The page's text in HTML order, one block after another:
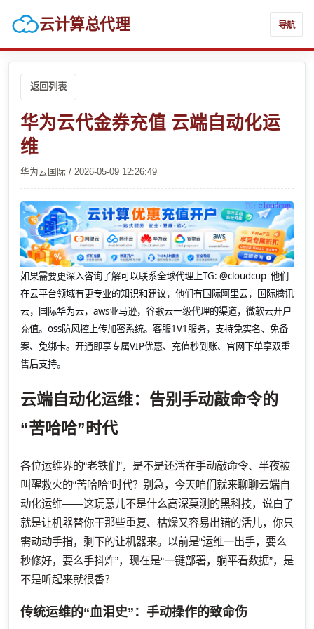
云计算总代理 导航
返回列表
华为云代金券充值 云端自动化运
维
华为云国际 / 2026-05-09 12:26:49
如果需要更深入咨询了解可以联系全球代理上TG: @cloudcup 他们
在云平台领域有更专业的知识和建议，他们有国际阿里云，国际腾讯
云，国际华为云，aws亚马逊，谷歌云一级代理的渠道，微软云开户
充值。oss防风控上传加密系统。客服1V1服务，支持免实名、免备
案、免绑卡。开通即享专属VIP优惠、充值秒到账、官网下单享双重
售后支持。
云端自动化运维：告别手动敲命令的
“苦哈哈”时代
各位运维界的“老铁们”，是不是还活在手动敲命令、半夜被
叫醒救火的“苦哈哈”时代？别急，今天咱们就来聊聊云端自
动化运维——这玩意儿不是什么高深莫测的黑科技，说白了
就是让机器替你干那些重复、枯燥又容易出错的活儿，你只
需动动手指，剩下的让机器来。以前是“运维一出手，要么
秒修好，要么手抖炸”，现在是“一键部署，躺平看数据”，是
不是听起来就很香？
传统运维的“血泪史”：手动操作的致命伤